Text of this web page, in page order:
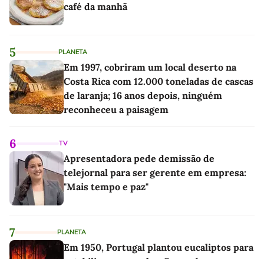
café da manhã
5 PLANETA
Em 1997, cobriram um local deserto na
Costa Rica com 12.000 toneladas de cascas
de laranja; 16 anos depois, ninguém
reconheceu a paisagem
6 TV
Apresentadora pede demissão de
telejornal para ser gerente em empresa:
"Mais tempo e paz"
7 PLANETA
Em 1950, Portugal plantou eucaliptos para